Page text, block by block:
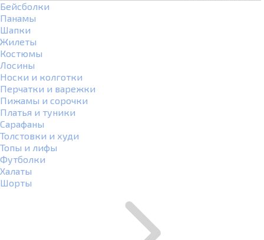
Бейсболки
Панамы
Шапки
Жилеты
Костюмы
Лосины
Носки и колготки
Перчатки и варежки
Пижамы и сорочки
Платья и туники
Сарафаны
Толстовки и худи
Топы и лифы
Футболки
Халаты
Шорты